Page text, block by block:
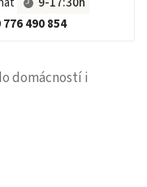
776 490 854
domácností i